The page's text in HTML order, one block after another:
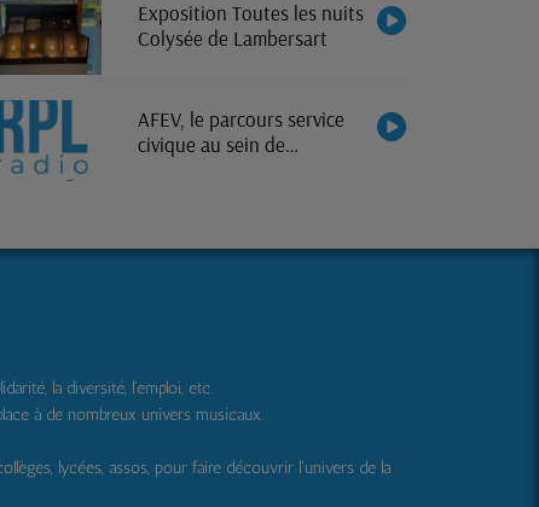
Exposition Toutes les nuits
Colysée de Lambersart
AFEV, le parcours service
civique au sein de
la diversité, l'emploi, etc.
à de nombreux univers musicaux.
lycées, assos, pour faire découvrir l'univers de la